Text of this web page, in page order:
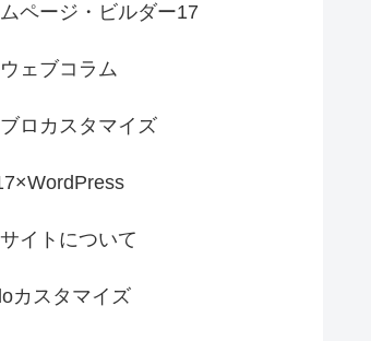
ページ・ビルダー17
ェブコラム
ロカスタマイズ
イトについて
カスタマイズ